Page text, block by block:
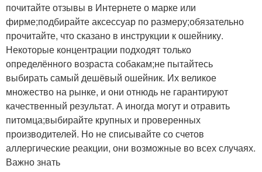
почитайте отзывы в Интернете о марке или
фирме;подбирайте аксессуар по размеру;обязательно
прочитайте, что сказано в инструкции к ошейнику.
Некоторые концентрации подходят только
определённого возраста собакам;не пытайтесь
выбирать самый дешёвый ошейник. Их великое
множество на рынке, и они отнюдь не гарантируют
качественный результат. А иногда могут и отравить
питомца;выбирайте крупных и проверенных
производителей. Но не списывайте со счетов
аллергические реакции, они возможные во всех случаях.
Важно знать